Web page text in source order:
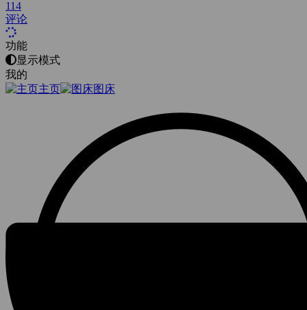
114
评论
功能
显示模式
我的
主页
图床